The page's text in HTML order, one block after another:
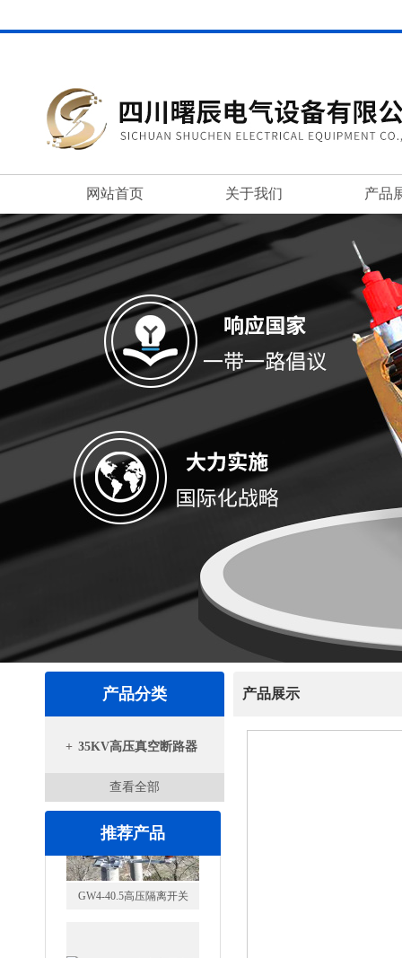
网站首页 关于我们 产品
产品分类
+ 35KV高压真空断路器
查看全部
推荐产品
产品展示